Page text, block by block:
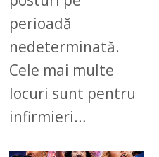
perioadă
nedeterminată.
Cele mai multe
locuri sunt pentru
infirmieri…